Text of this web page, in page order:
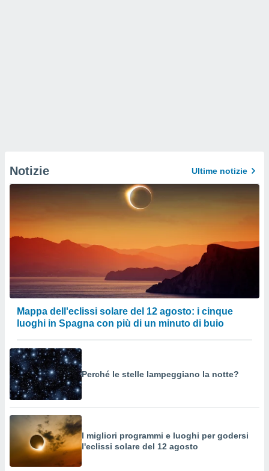
Notizie Ultime notizie
Mappa dell'eclissi solare del 12 agosto: i cinque
luoghi in Spagna con più di un minuto di buio
Perché le stelle lampeggiano la notte?
I migliori programmi e luoghi per godersi
l'eclissi solare del 12 agosto